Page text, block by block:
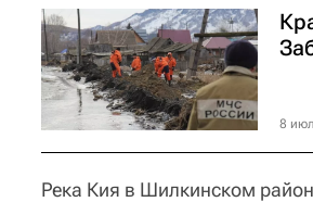
8
Река Кия в Шилкинском